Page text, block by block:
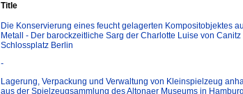
Title
Die Konservierung eines feucht gelagerten Kompositobjektes
Metall - Der barockzeitliche Sarg der Charlotte Luise von
Schlossplatz Berlin
-
Lagerung, Verpackung und Verwaltung von Kleinspielzeug
aus der Spielzeugsammlung des Altonaer Museums in Hamburg